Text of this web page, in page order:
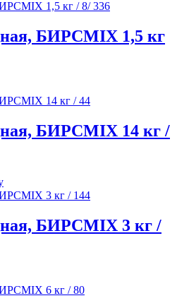
БИРСMIX 1,5 кг
БИРСMIX 14 кг /
БИРСMIX 3 кг /